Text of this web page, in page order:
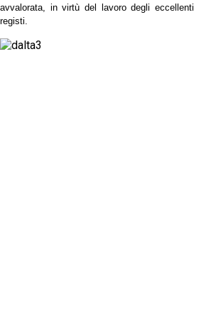
avvalorata, in virtù del lavoro degli eccellenti
registi.